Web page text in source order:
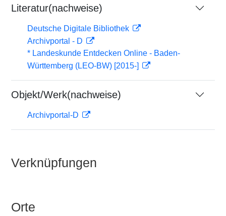
Literatur(nachweise)
Deutsche Digitale Bibliothek
Archivportal - D
* Landeskunde Entdecken Online - Baden-
Württemberg (LEO-BW) [2015-]
Objekt/Werk(nachweise)
Archivportal-D
Verknüpfungen
Orte